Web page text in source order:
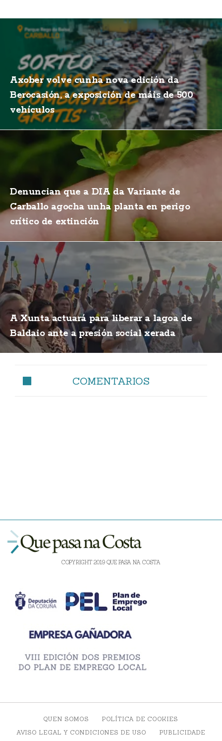
Axober volve cunha nova edición da
Berocasión, a exposición de máis de 500
vehículos
Denuncian que a DIA da Variante de
Carballo agocha unha planta en perigo
crítico de extinción
A Xunta actuará para liberar a lagoa de
Baldaio ante a presión social xerada
COMENTARIOS
COPYRIGHT 2019 QUE PASA NA COSTA
QUEN SOMOS
POLÍTICA DE COOKIES
AVISO LEGAL Y CONDICIONES DE USO
PUBLICIDADE